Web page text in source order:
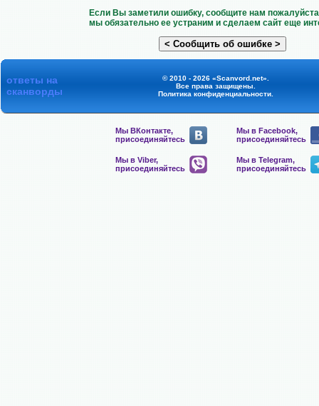
Если Вы заметили ошибку, сообщите нам
мы обязательно ее устраним и сделаем сайт еще
ответы на
сканворды
© 2010 - 2026 «Scanvord.net».
Все права защищены.
Политика конфиденциальности.
Мы ВКонтакте,
присоединяйтесь
Мы в Facebook,
присоединяйтесь
Мы в Viber,
присоединяйтесь
Мы в Telegram,
присоединяйтесь